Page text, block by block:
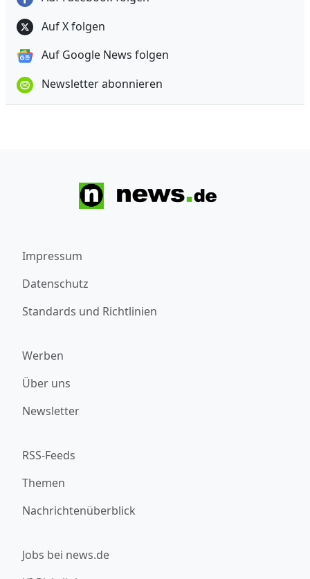
Auf X folgen
Auf Google News folgen
Newsletter abonnieren
Impressum
Datenschutz
Standards und Richtlinien
Werben
Über uns
Newsletter
RSS-Feeds
Themen
Nachrichtenüberblick
Jobs bei news.de